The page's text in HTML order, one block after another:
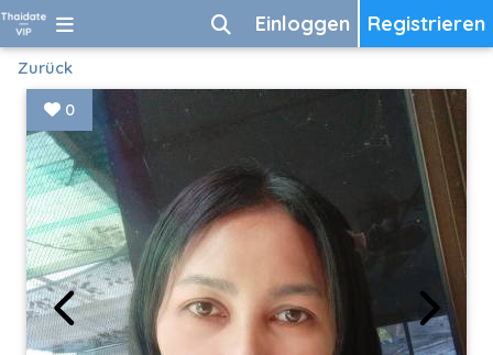
Registrieren
Einloggen
Zurück
0